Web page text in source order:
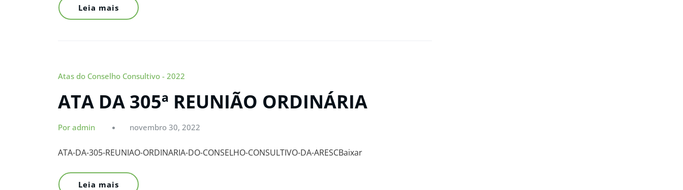
Leia mais
Atas do Conselho Consultivo - 2022
ATA DA 305ª REUNIÃO ORDINÁRIA
Por admin novembro 30, 2022
ATA-DA-305-REUNIAO-ORDINARIA-DO-CONSELHO-CONSULTIVO-DA-ARESCBaixar
Leia mais